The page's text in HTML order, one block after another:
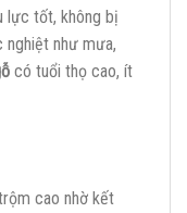
lực tốt, không bị
nghiệt như mưa,
có tuổi thọ cao, ít
cao nhờ kết